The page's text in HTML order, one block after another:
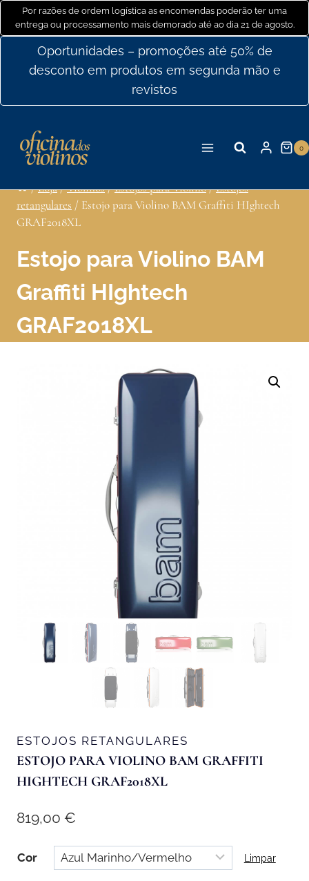
para
conteúdo
Por razões de ordem logística as encomendas poderão ter uma
entrega ou processamento mais demorado até ao dia 21 de agosto.
Oportunidades – promoções até 50% de
desconto em produtos em segunda mão e
revistos
0
/Loja/Violinos/Estojos para Violino/Estojos
retangulares / Estojo para Violino BAM Graffiti HIghtech
GRAF2018XL
Estojo para Violino BAM
Graffiti HIghtech
GRAF2018XL
ESTOJOS RETANGULARES
ESTOJO PARA VIOLINO BAM GRAFFITI
HIGHTECH GRAF2018XL
819,00 €
Cor Limpar